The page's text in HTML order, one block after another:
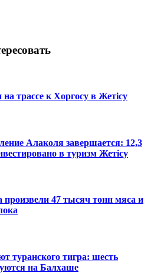
трассе к Хоргосу в Жетісу
Алаколя завершается: 12,3
в туризм Жетісу
произвели 47 тысяч тонн мяса и
туранского тигра: шесть
на Балхаше